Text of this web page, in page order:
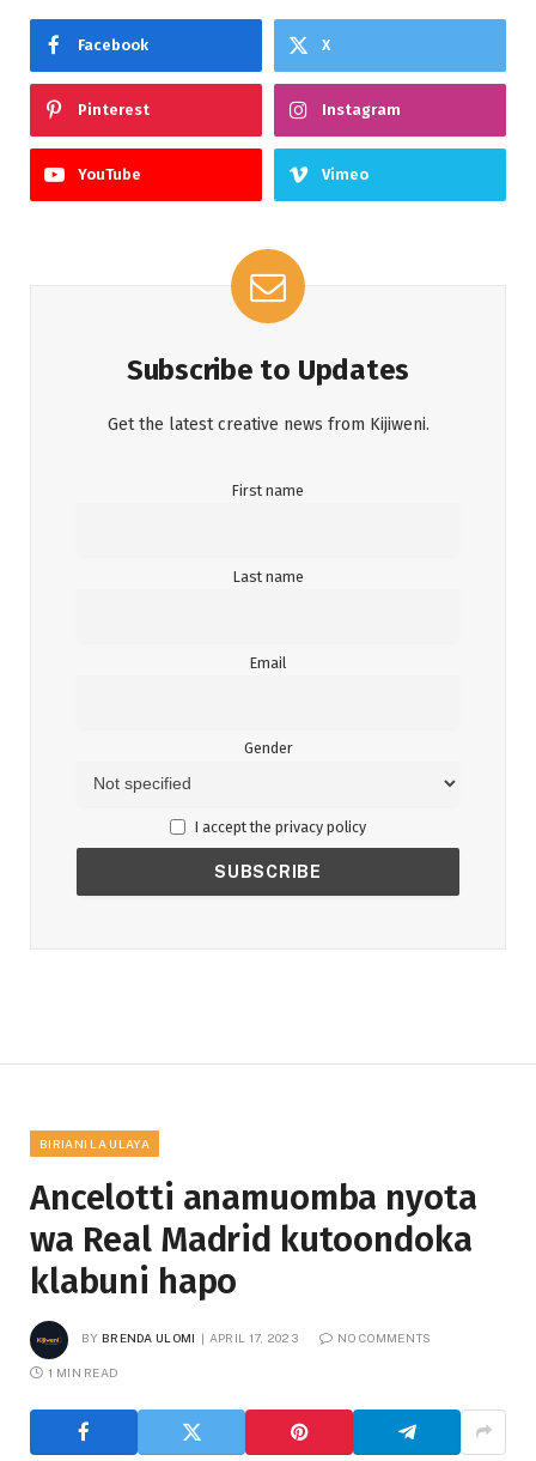
Facebook X
Pinterest Instagram
YouTube Vimeo
Subscribe to Updates
Get the latest creative news from Kijiweni.
First name
Last name
Email
Gender
I accept the privacy policy
BIRIANI LA ULAYA
Ancelotti anamuomba nyota
wa Real Madrid kutoondoka
klabuni hapo
BY BRENDA ULOMI APRIL 17, 2023 NO COMMENTS
1 MIN READ